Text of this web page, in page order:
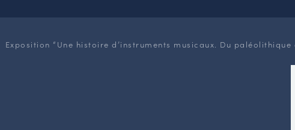
Exposition “Une histoire d’instruments musicaux. Du